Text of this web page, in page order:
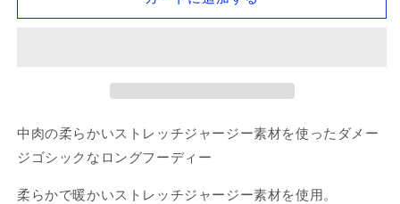
/
減
ら
/
量
増
や
中肉の柔らかいストレッチジャージー素材を使ったダメー
ジゴシックなロングフーディー
柔らかで暖かいストレッチジャージー素材を使用。